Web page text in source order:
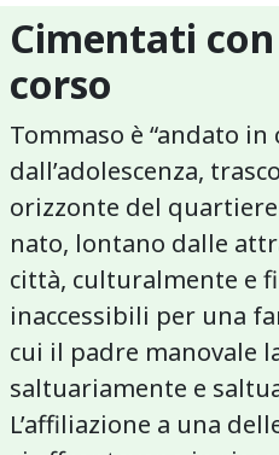
Cimentati
corso
Tommaso è “andato in
dall’adolescenza,
orizzonte del
nato, lontano dalle
città, culturalmente e
inaccessibili per una
cui il padre manovale
saltuariamente e
L’affiliazione a una